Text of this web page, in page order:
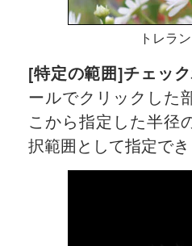
トレラ
[特定の範囲]チェッ
ールでクリックした
こから指定した半径
択範囲として指定でき